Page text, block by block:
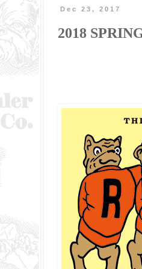
Dec 23, 2017
2018